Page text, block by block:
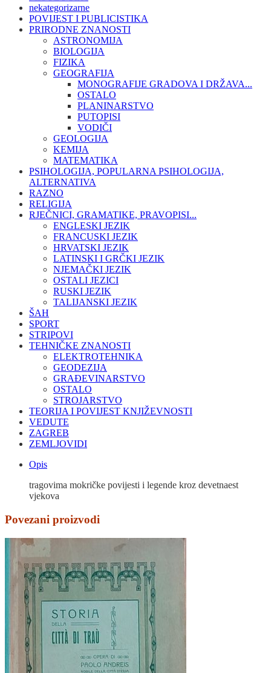
nekategorizarne
POVIJEST I PUBLICISTIKA
PRIRODNE ZNANOSTI
ASTRONOMIJA
BIOLOGIJA
FIZIKA
GEOGRAFIJA
MONOGRAFIJE GRADOVA I DRŽAVA...
OSTALO
PLANINARSTVO
PUTOPISI
VODIČI
GEOLOGIJA
KEMIJA
MATEMATIKA
PSIHOLOGIJA, POPULARNA PSIHOLOGIJA,
ALTERNATIVA
RAZNO
RELIGIJA
RJEČNICI, GRAMATIKE, PRAVOPISI...
ENGLESKI JEZIK
FRANCUSKI JEZIK
HRVATSKI JEZIK
LATINSKI I GRČKI JEZIK
NJEMAČKI JEZIK
OSTALI JEZICI
RUSKI JEZIK
TALIJANSKI JEZIK
ŠAH
SPORT
STRIPOVI
TEHNIČKE ZNANOSTI
ELEKTROTEHNIKA
GEODEZIJA
GRAĐEVINARSTVO
OSTALO
STROJARSTVO
TEORIJA I POVIJEST KNJIŽEVNOSTI
VEDUTE
ZAGREB
ZEMLJOVIDI
Opis
tragovima mokričke povijesti i legende kroz devetnaest
vjekova
Povezani proizvodi